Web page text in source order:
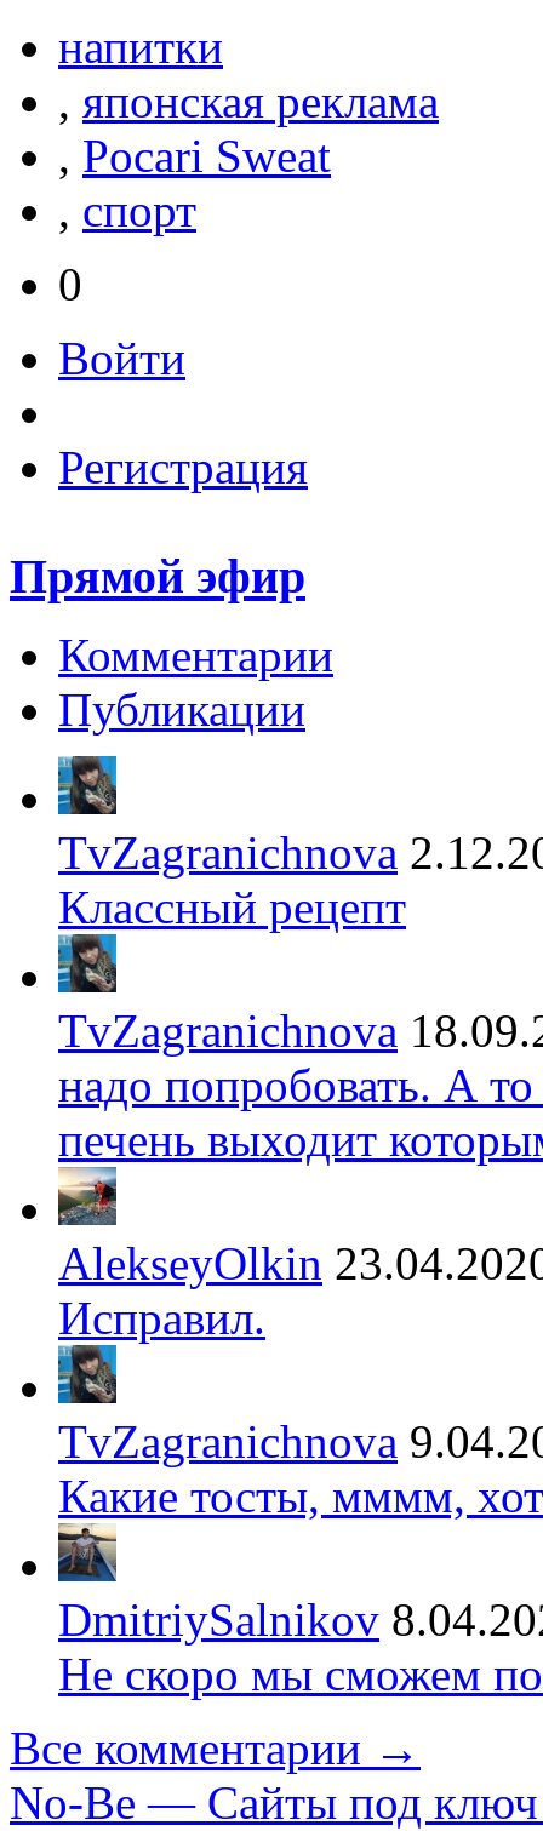
напитки
, японская реклама
, Pocari Sweat
, спорт
0
Войти
Регистрация
Прямой эфир
Комментарии
Публикации
TvZagranichnova
Классный рецепт
TvZagranichnova
надо попробовать. А
печень выходит
AlekseyOlkin
Исправил.
TvZagranichnova
Какие тосты, мммм,
DmitriySalnikov
Не скоро мы сможем
Все комментарии →
No-Be — Сайты под ключ